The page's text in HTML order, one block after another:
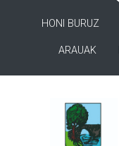
HONI BURUZ
ARAUAK